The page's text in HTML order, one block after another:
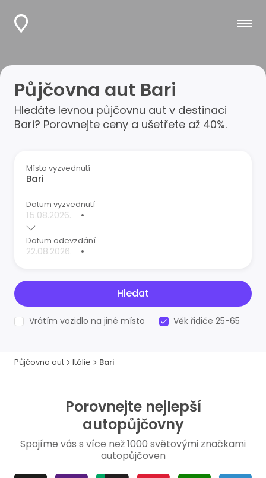
Půjčovna aut Bari
Hledáte levnou půjčovnu aut v destinaci
Bari? Porovnejte ceny a ušetřete až 40%.
Místo vyzvednutí
Datum vyzvednutí
•
Datum odevzdání
•
Hledat
Vrátím vozidlo na jiné místo Věk řidiče 25-65
Půjčovna aut Itálie Bari
Porovnejte nejlepší
autopůjčovny
Spojíme vás s více než 1000 světovými značkami
autopůjčoven